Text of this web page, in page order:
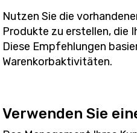
Nutzen Sie die
Produkte zu erstellen, die
Diese Empfehlungen
Warenkorbaktivitäten.
Verwenden Sie